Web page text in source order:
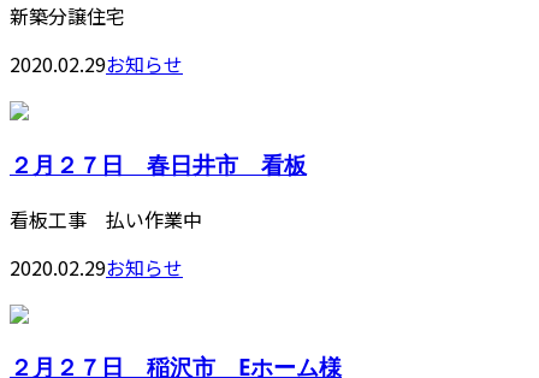
新築分譲住宅
2020.02.29お知らせ
２月２７日 春日井市 看板
看板工事 払い作業中
2020.02.29お知らせ
２月２７日 稲沢市 Eホーム様